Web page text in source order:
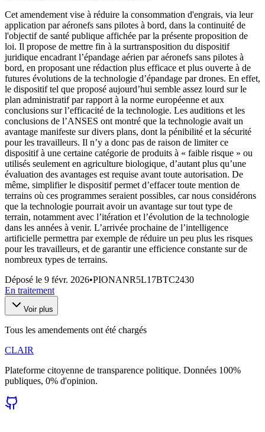
Cet amendement vise à réduire la consommation d'engrais, via leur
application par aéronefs sans pilotes à bord, dans la continuité de
l'objectif de santé publique affichée par la présente proposition de
loi. Il propose de mettre fin à la surtransposition du dispositif
juridique encadrant l’épandage aérien par aéronefs sans pilotes à
bord, en proposant une rédaction plus efficace et plus ouverte à de
futures évolutions de la technologie d’épandage par drones. En effet,
le dispositif tel que proposé aujourd’hui semble assez lourd sur le
plan administratif par rapport à la norme européenne et aux
conclusions sur l’efficacité de la technologie. Les auditions et les
conclusions de l’ANSES ont montré que la technologie avait un
avantage manifeste sur divers plans, dont la pénibilité et la sécurité
pour les travailleurs. Il n’y a donc pas de raison de limiter ce
dispositif à une certaine catégorie de produits à « faible risque » ou
utilisés seulement en agriculture biologique, d’autant plus qu’une
évaluation des avantages est requise avant toute autorisation. De
même, simplifier le dispositif permet d’effacer toute mention de
terrains où ces programmes seraient possibles, car nous considérons
que la technologie pourrait avoir un avantage sur tout type de
terrain, notamment avec l’itération et l’évolution de la technologie
dans les années à venir. L’arrivée prochaine de l’intelligence
artificielle permettra par exemple de réduire un peu plus les risques
pour les travailleurs, et de garantir une efficience constante sur de
nombreux types de terrains.
Déposé le 9 févr. 2026•PIONANR5L17BTC2430
En traitement
Voir plus
Tous les amendements ont été chargés
CLAIR
Plateforme citoyenne de transparence politique. Données 100%
publiques, 0% d'opinion.